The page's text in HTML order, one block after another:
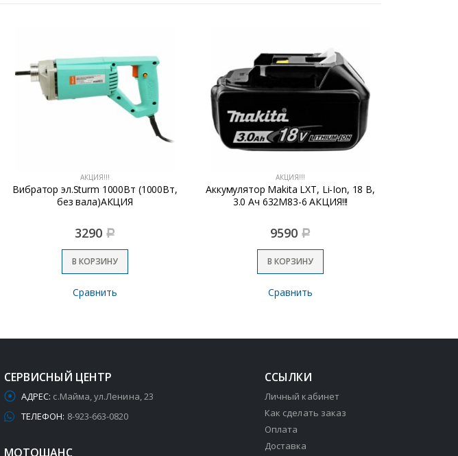
АКЦИЯ!!!
Вибратор эл.Sturm 1000Вт (1000Вт,
без вала)АКЦИЯ
3290 Р
В КОРЗИНУ
Сравнить
АКЦИЯ!!!
Аккумулятор Makita LXT, Li-Ion, 18 В,
3.0 Ач 632M83-6 АКЦИЯ!!!
9590 Р
В КОРЗИНУ
Сравнить
СЕРВИСНЫЙ ЦЕНТР
АДРЕС: с.Майма, ул.Ленина, 23
ТЕЛЕФОН: 8-923-663-0820
МОТОШАНС
ССЫЛКИ
Личный кабинет
Как сделать заказ
Оплата
Доставка